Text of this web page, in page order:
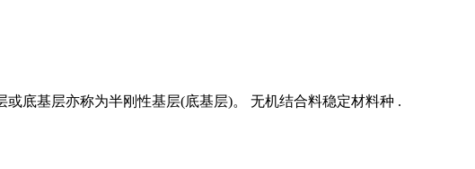
底基层亦称为半刚性基层(底基层)。 无机结合料稳定材料种 .